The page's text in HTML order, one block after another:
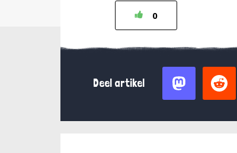
0
Deel artikel